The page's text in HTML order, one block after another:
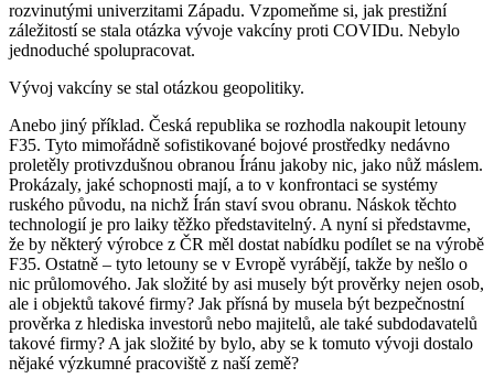
rozvinutými univerzitami Západu. Vzpomeňme si, jak prestižní
záležitostí se stala otázka vývoje vakcíny proti COVIDu. Nebylo
jednoduché spolupracovat.
Vývoj vakcíny se stal otázkou geopolitiky.
Anebo jiný příklad. Česká republika se rozhodla nakoupit letouny
F35. Tyto mimořádně sofistikované bojové prostředky nedávno
proletěly protivzdušnou obranou Íránu jakoby nic, jako nůž máslem.
Prokázaly, jaké schopnosti mají, a to v konfrontaci se systémy
ruského původu, na nichž Írán staví svou obranu. Náskok těchto
technologií je pro laiky těžko představitelný. A nyní si představme,
že by některý výrobce z ČR měl dostat nabídku podílet se na výrobě
F35. Ostatně – tyto letouny se v Evropě vyrábějí, takže by nešlo o
nic průlomového. Jak složité by asi musely být prověrky nejen osob,
ale i objektů takové firmy? Jak přísná by musela být bezpečnostní
prověrka z hlediska investorů nebo majitelů, ale také subdodavatelů
takové firmy? A jak složité by bylo, aby se k tomuto vývoji dostalo
nějaké výzkumné pracoviště z naší země?